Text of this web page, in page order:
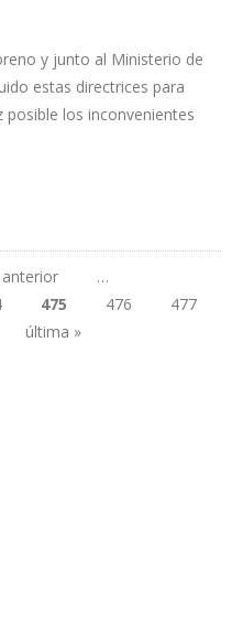
y junto al Ministerio de
estas directrices para
los inconvenientes
anterior
…
475 476
477
última »